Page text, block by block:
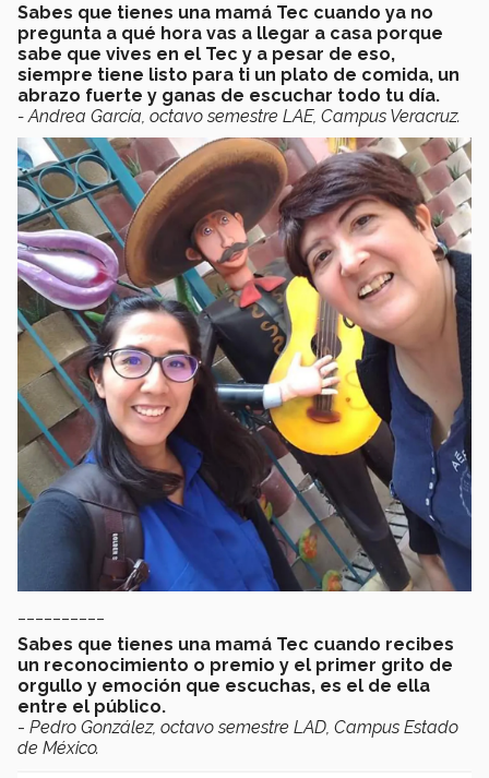
Sabes que tienes una mamá Tec cuando ya no
pregunta a qué hora vas a llegar a casa porque
sabe que vives en el Tec y a pesar de eso,
siempre tiene listo para ti un plato de comida, un
abrazo fuerte y ganas de escuchar todo tu día.
- Andrea García, octavo semestre LAE, Campus Veracruz.
Sabes que tienes una mamá Tec cuando recibes
un reconocimiento o premio y el primer grito de
orgullo y emoción que escuchas, es el de ella
entre el público.
- Pedro González, octavo semestre LAD, Campus Estado
de México.